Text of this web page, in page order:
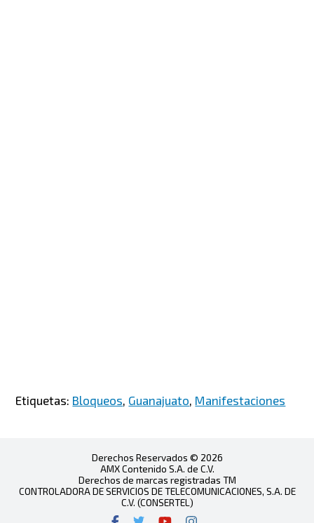
Etiquetas: Bloqueos Guanajuato Manifestaciones
Derechos Reservados © 2026
AMX Contenido S.A. de C.V.
Derechos de marcas registradas TM
CONTROLADORA DE SERVICIOS DE TELECOMUNICACIONES, S.A. DE
C.V. (CONSERTEL)